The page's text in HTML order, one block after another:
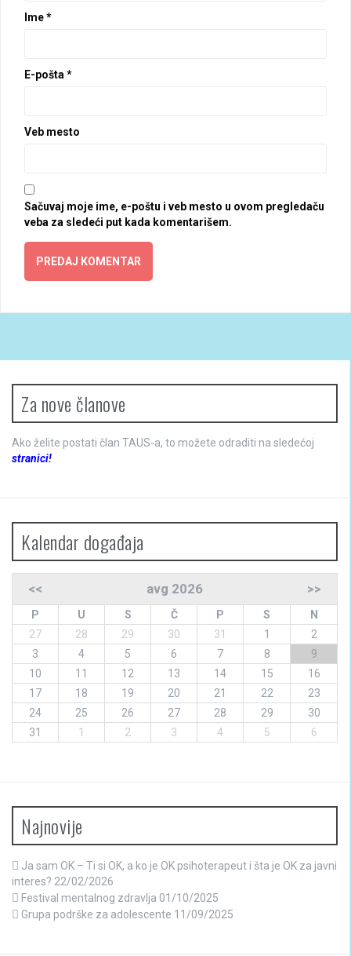
Ime*
E-pošta *
Veb mesto
Sačuvaj moje ime, e-poštu i veb mesto u ovom pregledaču
veba za sledeći put kada komentarišem.
Za nove članove
Ako želite postati član TAUS-a, to možete odraditi na sledećoj
stranici!
Kalendar događaja
<< avg 2026 >>
P U S Č P S
N
27
28 29 30 31 1
2
3
4 5 6 7 8
9
10
11 12 13 14 15
16
17
18 19 20 21 22
23
24
25 26 27 28 29
30
31
1 2 3 4 5 6
Najnovije
Ja sam OK – Ti si OK, a ko je OK psihoterapeut i šta je OK za javni
interes? 22/02/2026
Festival mentalnog zdravlja 01/10/2025
Grupa podrške za adolescente 11/09/2025